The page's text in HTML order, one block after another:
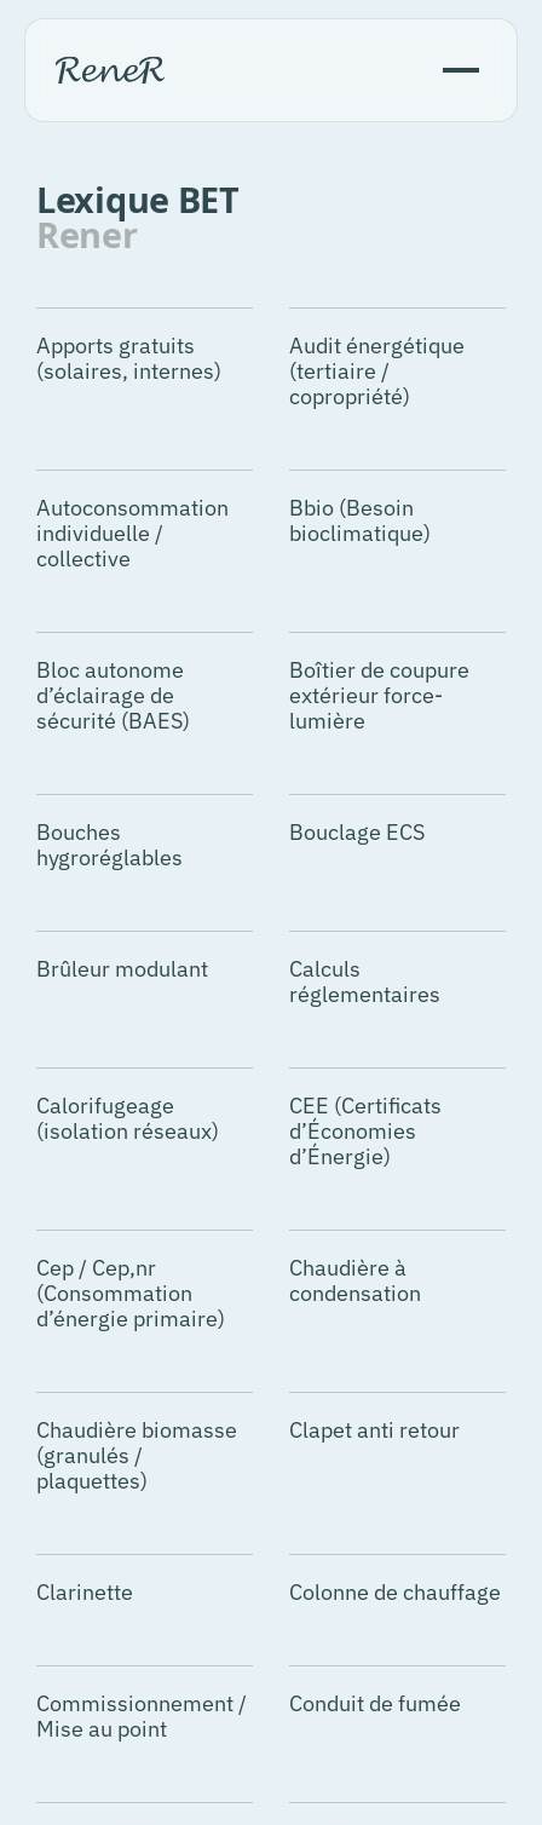
Lexique BET
Rener
Apports gratuits
(solaires, internes)
Audit énergétique
(tertiaire /
copropriété)
Autoconsommation
individuelle /
collective
Bbio (Besoin
bioclimatique)
Bloc autonome
d’éclairage de
sécurité (BAES)
Boîtier de coupure
extérieur force-
lumière
Bouches
hygroréglables
Bouclage ECS
Brûleur modulant
Calculs
réglementaires
Calorifugeage
(isolation réseaux)
CEE (Certificats
d’Économies
d’Énergie)
Cep / Cep,nr
(Consommation
d’énergie primaire)
Chaudière à
condensation
Chaudière biomasse
(granulés /
plaquettes)
Clapet anti retour
Clarinette Colonne de chauffage
Commissionnement /
Mise au point
Conduit de fumée